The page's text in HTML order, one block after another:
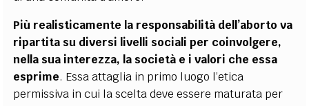
Più realisticamente la responsabilità dell’aborto va
ripartita su diversi livelli sociali per coinvolgere,
nella sua interezza, la società e i valori che essa
esprime. Essa attaglia in primo luogo l’etica
permissiva in cui la scelta deve essere maturata per